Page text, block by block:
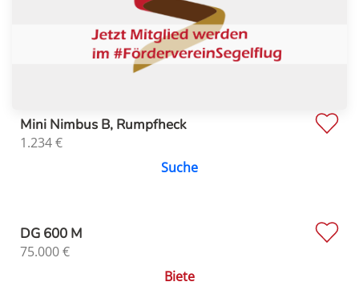
Mini Nimbus B, Rumpfheck
1.234€
Suche
DG 600 M
75.000€
Biete